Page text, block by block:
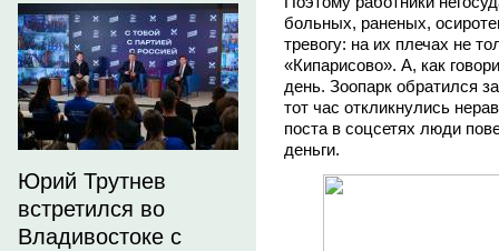
Юрий Трутнев
встретился во
Владивостоке с
больных, раненых,
тревогу: на их плечах не
«Кипарисово». А, как
день. Зоопарк обратился
тот час откликнулись
поста в соцсетях люди
деньги.